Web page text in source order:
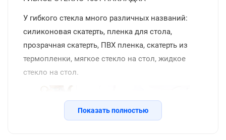
У гибкого стекла много различных названий:
силиконовая скатерть, пленка для стола,
прозрачная скатерть, ПВХ пленка, скатерть из
термопленки, мягкое стекло на стол, жидкое
стекло на стол.
Показать полностью